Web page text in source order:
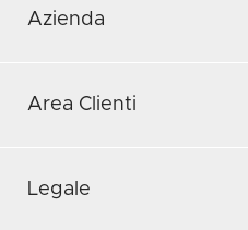
Azienda
Area Clienti
Legale